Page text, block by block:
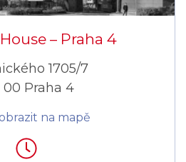
–⁠⁠⁠⁠⁠⁠ Praha 4
1705/7
00 Praha 4
na mapě